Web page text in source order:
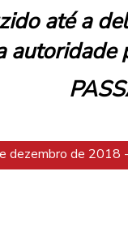
até a
autoridade
dezembro de 2018